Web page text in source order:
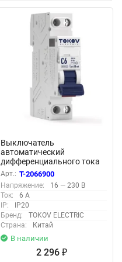
Выключатель
автоматический
дифференциального тока
2п (1P+N) C 6А 30мА тип A
6кА PRIZMA 18мм TOKOV
ELECTRIC TKE-PZ60-RCBO-
1-6-30-A
Арт.: T-2066900
Напряжение:
16 — 230 В
Ток:
6 А
IP:
IP20
Бренд:
TOKOV ELECTRIC
Страна:
Китай
В наличии
2 296 ₽